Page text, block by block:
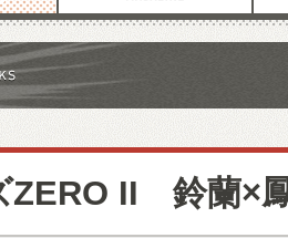
雑誌 お知
ZERO II 鈴蘭×